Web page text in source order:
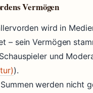
Vermögen
wird in
– sein Vermögen
und
).
werden nicht